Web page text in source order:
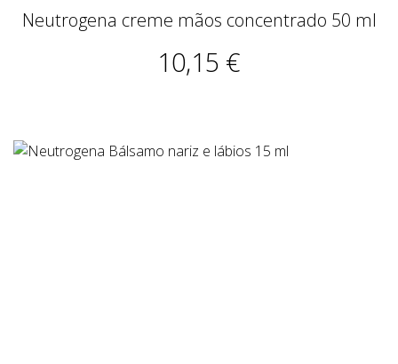
Neutrogena creme mãos concentrado 50 ml
10,15 €